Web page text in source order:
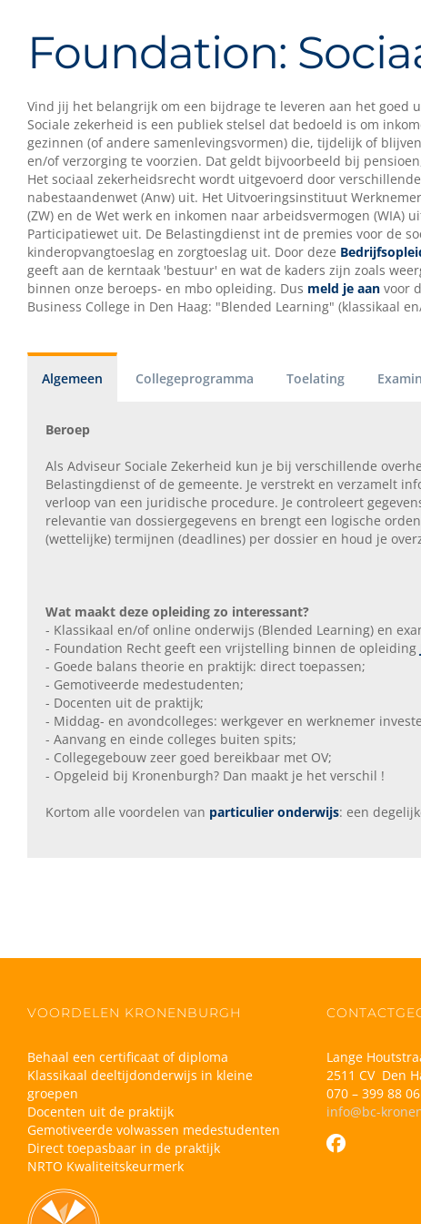
Foundation:
Vind jij het belangrijk om een bijdrage te leveren aan het goed
Sociale zekerheid is een publiek stelsel dat bedoeld is om
gezinnen (of andere samenlevingsvormen) die, tijdelijk of
en/of verzorging te voorzien. Dat geldt bijvoorbeeld bij
Het sociaal zekerheidsrecht wordt uitgevoerd door
nabestaandenwet (Anw) uit. Het Uitvoeringsinstituut
(ZW) en de Wet werk en inkomen naar arbeidsvermogen (WIA)
Participatiewet uit. De Belastingdienst int de premies voor de
kinderopvangtoeslag en zorgtoeslag uit. Door deze
geeft aan de kerntaak 'bestuur' en wat de kaders zijn zoals
binnen onze beroeps- en mbo opleiding. Dus meld je aan voor
Business College in Den Haag: "Blended Learning" (klassikaal
Algemeen Collegeprogramma Toelating
Beroep
Als Adviseur Sociale Zekerheid kun je bij verschillende
Belastingdienst of de gemeente. Je verstrekt en verzamelt
verloop van een juridische procedure. Je controleert
relevantie van dossiergegevens en brengt een logische
(wettelijke) termijnen (deadlines) per dossier en houd je
Wat maakt deze opleiding zo interessant?
- Klassikaal en/of online onderwijs (Blended Learning) en
- Foundation Recht geeft een vrijstelling binnen de opleiding
- Goede balans theorie en praktijk: direct toepassen;
- Gemotiveerde medestudenten;
- Docenten uit de praktijk;
- Middag- en avondcolleges: werkgever en werknemer
- Aanvang en einde colleges buiten spits;
- Collegegebouw zeer goed bereikbaar met OV;
- Opgeleid bij Kronenburgh? Dan maakt je het verschil !
Kortom alle voordelen van particulier onderwijs: een
VOORDELEN KRONENBURGH
Behaal een certificaat of diploma
Klassikaal deeltijdonderwijs in kleine
groepen
Docenten uit de praktijk
Gemotiveerde volwassen medestudenten
Direct toepasbaar in de praktijk
NRTO Kwaliteitskeurmerk
Lange
2511 CV Den
070 – 399 88 06
info@bc-